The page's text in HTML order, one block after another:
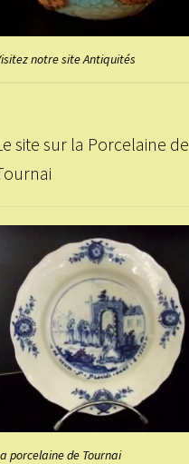
notre site Antiquités
site sur la Porcelaine de
porcelaine de Tournai